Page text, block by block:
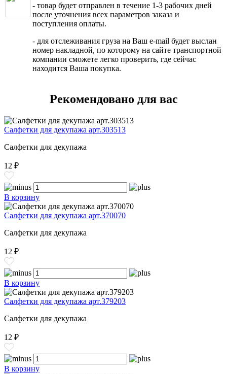
- товар будет отправлен в течение 1-3 рабочих дней
после уточнения всех параметров заказа и
поступления оплаты.
- для отслеживания груза на Ваш e-mail будет выслан
номер накладной, по которому на сайте транспортной
компании сможете легко проверить, где сейчас
находится Ваша покупка.
Рекомендовано для вас
Салфетки для декупажа арт.303513
Салфетки для декупажа
12 ₽
В корзину
Салфетки для декупажа арт.370070
Салфетки для декупажа
12 ₽
В корзину
Салфетки для декупажа арт.379203
Салфетки для декупажа
12 ₽
В корзину